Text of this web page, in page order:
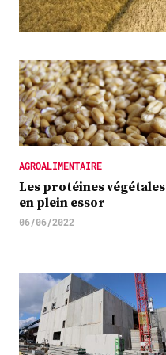
Plus
Abonnez-vous
AGROALIMENTAIRE
Les protéines végétales
en plein essor
06/06/2022